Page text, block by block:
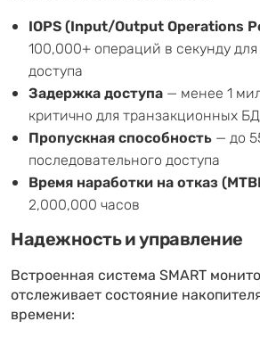
IOPS (Input/Output Operations
100,000+ операций в секунду
доступа
Задержка доступа — менее 1
критично для транзакционных БД
Пропускная способность — до
последовательного доступа
Время наработки на отказ
2,000,000 часов
Надежность и управление
Встроенная система SMART
отслеживает состояние
времени: